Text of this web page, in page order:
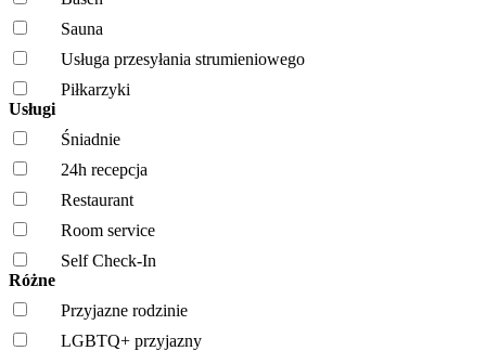
Sauna
Usługa przesyłania strumieniowego
Piłkarzyki
Usługi
Śniadnie
24h recepcja
Restaurant
Room service
Self Check-In
Różne
Przyjazne rodzinie
LGBTQ+ przyjazny